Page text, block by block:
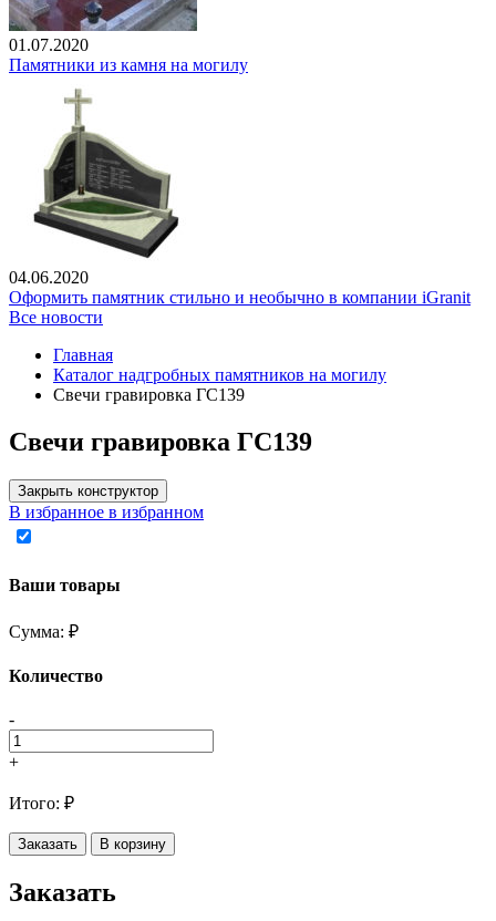
01.07.2020
Памятники из камня на могилу
04.06.2020
Оформить памятник стильно и необычно в компании iGranit
Все новости
Главная
Каталог надгробных памятников на могилу
Свечи гравировка ГС139
Свечи гравировка ГС139
Закрыть конструктор
В избранное в избранном
Ваши товары
Сумма: ₽
Количество
-
+
Итого: ₽
Заказать В корзину
Заказать